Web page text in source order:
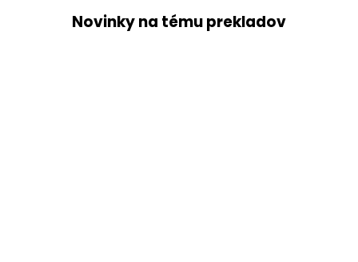
Novinky na tému prekladov